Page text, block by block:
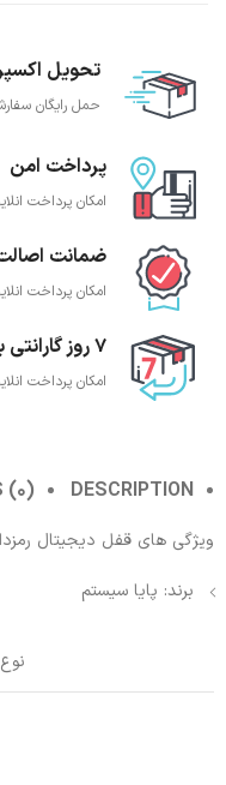
تحویل
حمل رایگان سفارشات بالای
پرداخت امن
امکان پرداخت
ضمانت اصالت
امکان پرداخت
7 روز گارانتی بازگشت وجه
امکان پرداخت
DESCRIPTION
(0)
ویژگی های قفل دیجیتال
برند: پایا سیستم